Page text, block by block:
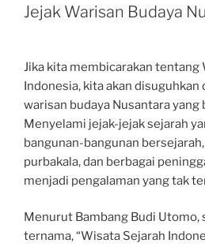
Jejak Warisan Budaya
Jika kita membicarakan tentang
Indonesia, kita akan disuguhkan
warisan budaya Nusantara
Menyelami jejak-jejak sejarah
bangunan-bangunan
purbakala, dan berbagai
menjadi pengalaman yang tak
Menurut Bambang Budi Utomo,
ternama, “Wisata Sejarah